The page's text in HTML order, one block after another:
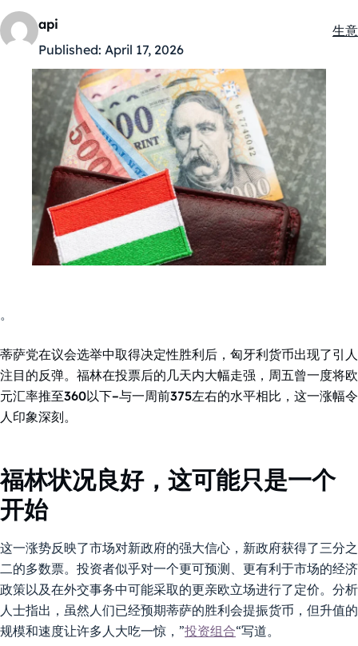
api
Published: April 17, 2026
生意
。
蒂萨党在议会选举中取得决定性胜利后，匈牙利货币出现了引人
注目的反弹。福林在投票后的几天内大幅走强，周五曾一度将欧
元汇率推至360以下–与一周前375左右的水平相比，这一涨幅令
人印象深刻。
福林状况良好，这可能只是一个
开始
这一涨势反映了市场对新政府的强大信心，新政府获得了三分之
二的多数票。投资者似乎对一个更可预测、更有利于市场的经济
政策以及在外交事务中可能采取的更亲欧立场进行了定价。分析
人士指出，虽然人们已经预期蒂萨的胜利会提振货币，但升值的
规模和速度让许多人大吃一惊，”投资组合“写道。